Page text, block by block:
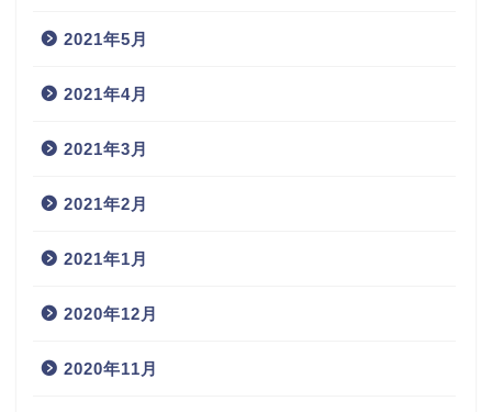
2021年5月
2021年4月
2021年3月
2021年2月
2021年1月
2020年12月
2020年11月